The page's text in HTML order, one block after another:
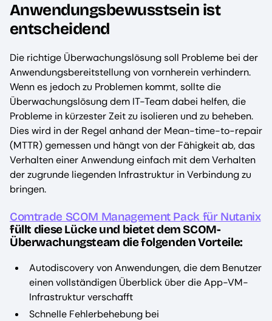
Anwendungsbewusstsein ist
entscheidend
Die richtige Überwachungslösung soll Probleme bei der
Anwendungsbereitstellung von vornherein verhindern.
Wenn es jedoch zu Problemen kommt, sollte die
Überwachungslösung dem IT-Team dabei helfen, die
Probleme in kürzester Zeit zu isolieren und zu beheben.
Dies wird in der Regel anhand der Mean-time-to-repair
(MTTR) gemessen und hängt von der Fähigkeit ab, das
Verhalten einer Anwendung einfach mit dem Verhalten
der zugrunde liegenden Infrastruktur in Verbindung zu
bringen.
Comtrade SCOM Management Pack für Nutanix
füllt diese Lücke und bietet dem SCOM-
Überwachungsteam die folgenden Vorteile:
Autodiscovery von Anwendungen, die dem Benutzer
einen vollständigen Überblick über die App-VM-
Infrastruktur verschafft
Schnelle Fehlerbehebung bei